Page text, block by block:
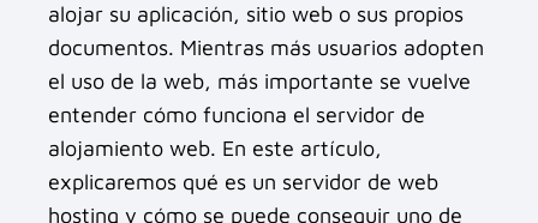
alojar su aplicación, sitio web o sus propios
documentos. Mientras más usuarios adopten
el uso de la web, más importante se vuelve
entender cómo funciona el servidor de
alojamiento web. En este artículo,
explicaremos qué es un servidor de web
hosting y cómo se puede conseguir uno de